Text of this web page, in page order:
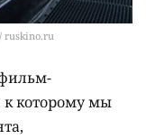
ruskino.ru
к которому мы